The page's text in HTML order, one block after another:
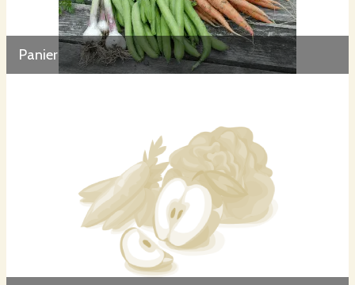
Panier